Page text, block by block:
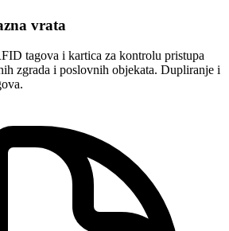
vrata
tagova i kartica za kontrolu pristupa
zgrada i poslovnih objekata. Dupliranje i